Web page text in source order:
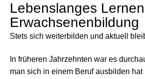
Lebenslanges
Erwachsenenbildung
Stets sich weiterbilden und aktuell
In früheren Jahrzehnten war es
man sich in einem Beruf ausbilden